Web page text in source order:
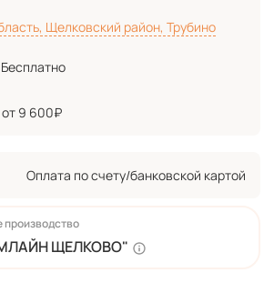
ЩЕЛКОВО"
Щелковский район, Трубино
от 9 600₽
Оплата по счету/банковской картой